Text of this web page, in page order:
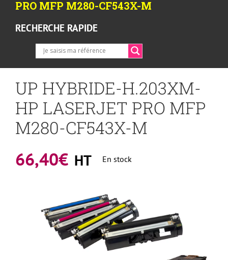
PRO MFP M280-CF543X-M
RECHERCHE RAPIDE
UP HYBRIDE-H.203XM-
HP LASERJET PRO MFP
M280-CF543X-M
66,40€ HT En stock